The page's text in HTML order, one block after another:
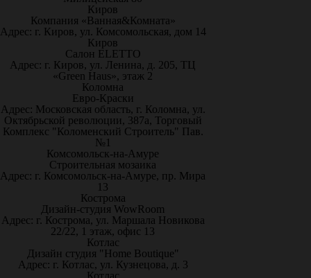
Киров
Компания «Ванная&Комната»
Адрес: г. Киров, ул. Комсомольская, дом 14
Киров
Салон ELETTO
Адрес: г. Киров, ул. Ленина, д. 205, ТЦ
«Green Haus», этаж 2
Коломна
Евро-Краски
Адрес: Московская область, г. Коломна, ул.
Октябрьской революции, 387а, Торговый
Комплекс "Коломенский Строитель" Пав.
№1
Комсомольск-на-Амуре
Строительная мозаика
Адрес: г. Комсомольск-на-Амуре, пр. Мира
13
Кострома
Дизайн-студия WowRoom
Адрес: г. Кострома, ул. Маршала Новикова
22/22, 1 этаж, офис 13
Котлас
Дизайн студия "Home Boutique"
Адрес: г. Котлас, ул. Кузнецова, д. 3
Котлас